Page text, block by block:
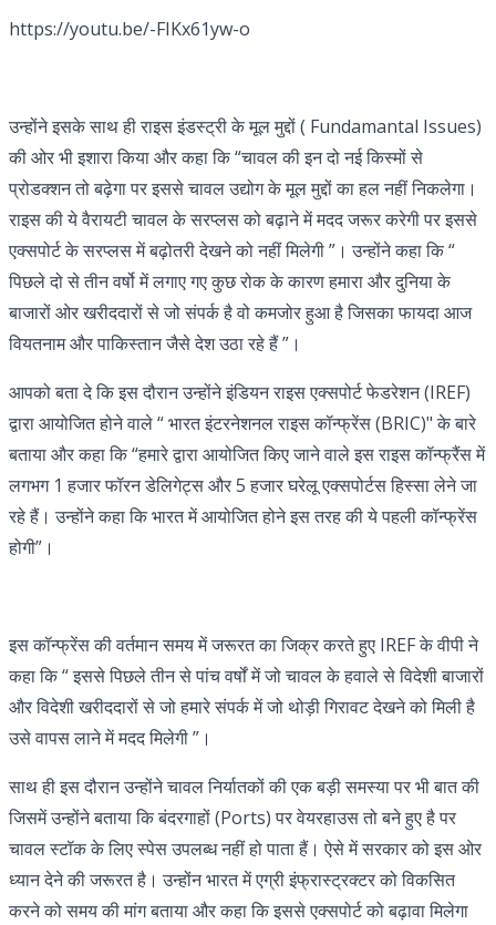
https://youtu.be/-FIKx61yw-o
उन्होंने इसके साथ ही राइस इंडस्ट्री के मूल मुद्दों ( Fundamantal Issues)
की ओर भी इशारा किया और कहा कि “चावल की इन दो नई किस्मों से
प्रोडक्शन तो बढ़ेगा पर इससे चावल उद्योग के मूल मुद्दों का हल नहीं निकलेगा।
राइस की ये वैरायटी चावल के सरप्लस को बढ़ाने में मदद जरूर करेगी पर इससे
एक्सपोर्ट के सरप्लस में बढ़ोतरी देखने को नहीं मिलेगी ”। उन्होंने कहा कि “
पिछले दो से तीन वर्षो में लगाए गए कुछ रोक के कारण हमारा और दुनिया के
बाजारों ओर खरीददारों से जो संपर्क है वो कमजोर हुआ है जिसका फायदा आज
वियतनाम और पाकिस्तान जैसे देश उठा रहे हैं ”।
आपको बता दे कि इस दौरान उन्होंने इंडियन राइस एक्सपोर्ट फेडरेशन (IREF)
द्वारा आयोजित होने वाले “ भारत इंटरनेशनल राइस कॉन्फ्रेंस (BRIC)" के बारे
बताया और कहा कि “हमारे द्वारा आयोजित किए जाने वाले इस राइस कॉन्फ्रैंस में
लगभग 1 हजार फॉरन डेलिगेट्स और 5 हजार घरेलू एक्सपोर्टस हिस्सा लेने जा
रहे हैं। उन्होंने कहा कि भारत में आयोजित होने इस तरह की ये पहली कॉन्फ्रेंस
होगी”।
इस कॉन्फ्रेंस की वर्तमान समय में जरूरत का जिक्र करते हुए IREF के वीपी ने
कहा कि “ इससे पिछले तीन से पांच वर्षों में जो चावल के हवाले से विदेशी बाजारों
और विदेशी खरीददारों से जो हमारे संपर्क में जो थोड़ी गिरावट देखने को मिली है
उसे वापस लाने में मदद मिलेगी ”।
साथ ही इस दौरान उन्होंने चावल निर्यातकों की एक बड़ी समस्या पर भी बात की
जिसमें उन्होंने बताया कि बंदरगाहों (Ports) पर वेयरहाउस तो बने हुए है पर
चावल स्टॉक के लिए स्पेस उपलब्ध नहीं हो पाता हैं। ऐसे में सरकार को इस ओर
ध्यान देने की जरूरत है। उन्होंन भारत में एग्री इंफ्रास्ट्रक्टर को विकसित
करने को समय की मांग बताया और कहा कि इससे एक्सपोर्ट को बढ़ावा मिलेगा